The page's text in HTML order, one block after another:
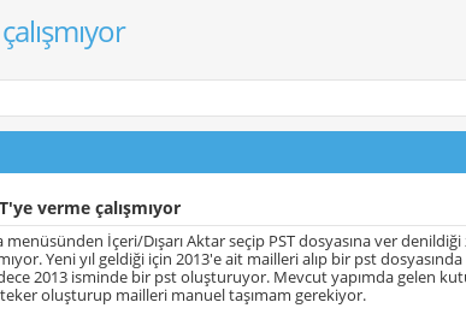
verme çalışmıyor
İçeri/Dışarı Aktar seçip PST dosyasına ver
Yeni yıl geldiği için 2013'e ait mailleri alıp bir pst
2013 isminde bir pst oluşturuyor. Mevcut yapımda gelen
oluşturup mailleri manuel taşımam gerekiyor.